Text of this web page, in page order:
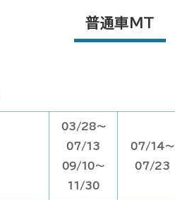
普通車MT
03/28～
07/13
09/10～
11/30
07/14～
07/23